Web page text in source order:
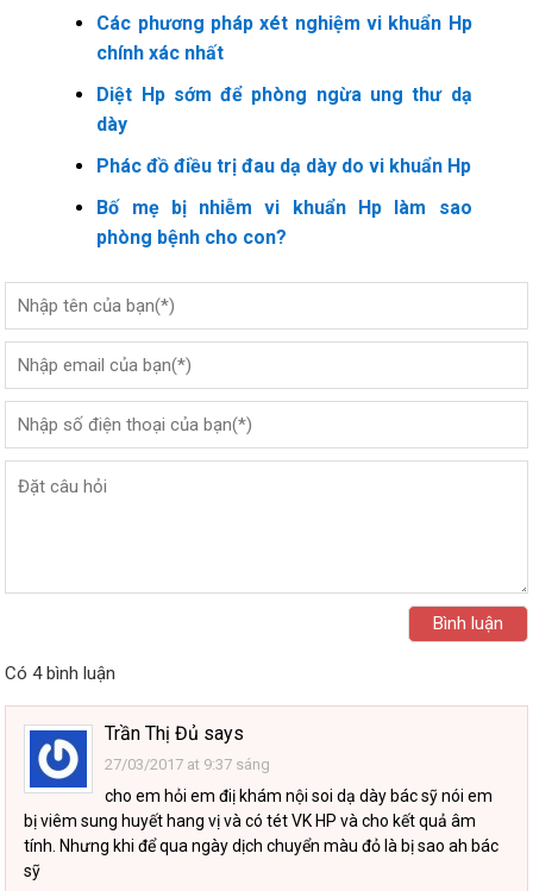
Các phương pháp xét nghiệm vi khuẩn Hp
chính xác nhất
Diệt Hp sớm để phòng ngừa ung thư dạ
dày
Phác đồ điều trị đau dạ dày do vi khuẩn Hp
Bố mẹ bị nhiễm vi khuẩn Hp làm sao
phòng bệnh cho con?
Có 4 bình luận
Trần Thị Đủ says
27/03/2017 at 9:37 sáng
cho em hỏi em điị khám nội soi dạ dày bác sỹ nói em
bị viêm sung huyết hang vị và có tét VK HP và cho kết quả âm
tính. Nhưng khi để qua ngày dịch chuyển màu đỏ là bị sao ah bác
sỹ